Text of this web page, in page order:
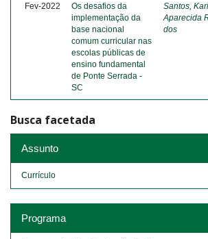
Fev-2022
Os desafios da
implementação da
base nacional
comum curricular nas
escolas públicas de
ensino fundamental
de Ponte Serrada -
SC
Santos,
Aparecida
dos
Busca facetada
Assunto
Currículo
Programa